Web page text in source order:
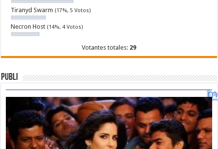
Tiranyd Swarm (17%, 5 Votos)
Necron Host (14%, 4 Votos)
Votantes totales: 29
Publi